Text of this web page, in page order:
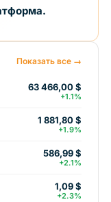
Показать все →
63 466,00 $
+1.1%
1 881,80 $
+1.9%
586,99 $
+2.1%
1,09 $
+2.3%